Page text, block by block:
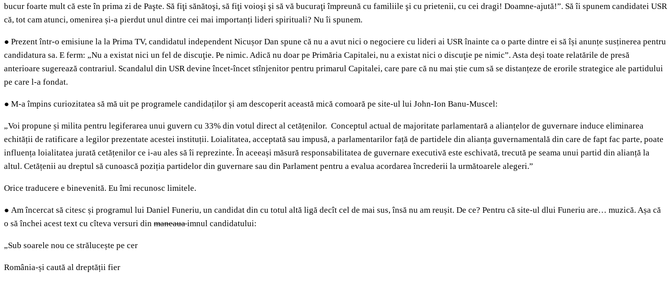
bucur foarte mult că este în prima zi de Paşte. Să fiţi sănătoşi, să fiţi voioşi şi să vă bucuraţi împreună cu familiile şi cu prietenii, cu cei dragi! Doamne-ajută!”. Să îi spunem candidatei USR
că, tot cam atunci, omenirea și-a pierdut unul dintre cei mai importanți lideri spirituali? Nu îi spunem.
● Prezent într-o emisiune la la Prima TV, candidatul independent Nicușor Dan spune că nu a avut nici o negociere cu lideri ai USR înainte ca o parte dintre ei să își anunțe susținerea pentru
candidatura sa. E ferm: „Nu a existat nici un fel de discuţie. Pe nimic. Adică nu doar pe Primăria Capitalei, nu a existat nici o discuţie pe nimic”. Asta deși toate relatările de presă
anterioare sugerează contrariul. Scandalul din USR devine încet-încet stînjenitor pentru primarul Capitalei, care pare că nu mai știe cum să se distanțeze de erorile strategice ale partidului
pe care l-a fondat.
● M-a împins curiozitatea să mă uit pe programele candidaților și am descoperit această mică comoară pe site-ul lui John-Ion Banu-Muscel:
„Voi propune și milita pentru legiferarea unui guvern cu 33% din votul direct al cetățenilor. Conceptul actual de majoritate parlamentară a alianțelor de guvernare induce eliminarea
echității de ratificare a legilor prezentate acestei instituții. Loialitatea, acceptată sau impusă, a parlamentarilor față de partidele din alianța guvernamentală din care de fapt fac parte, poate
influența loialitatea jurată cetățenilor ce i-au ales să îi reprezinte. În aceeași măsură responsabilitatea de guvernare executivă este eschivată, trecută pe seama unui partid din alianță la
altul. Cetățenii au dreptul să cunoască poziția partidelor din guvernare sau din Parlament pentru a evalua acordarea încrederii la următoarele alegeri.”
Orice traducere e binevenită. Eu îmi recunosc limitele.
● Am încercat să citesc și programul lui Daniel Funeriu, un candidat din cu totul altă ligă decît cel de mai sus, însă nu am reușit. De ce? Pentru că site-ul dlui Funeriu are… muzică. Așa că
o să închei acest text cu cîteva versuri din maneauaimnul candidatului:
„Sub soarele nou ce strălucește pe cer
România-și caută al dreptății fier